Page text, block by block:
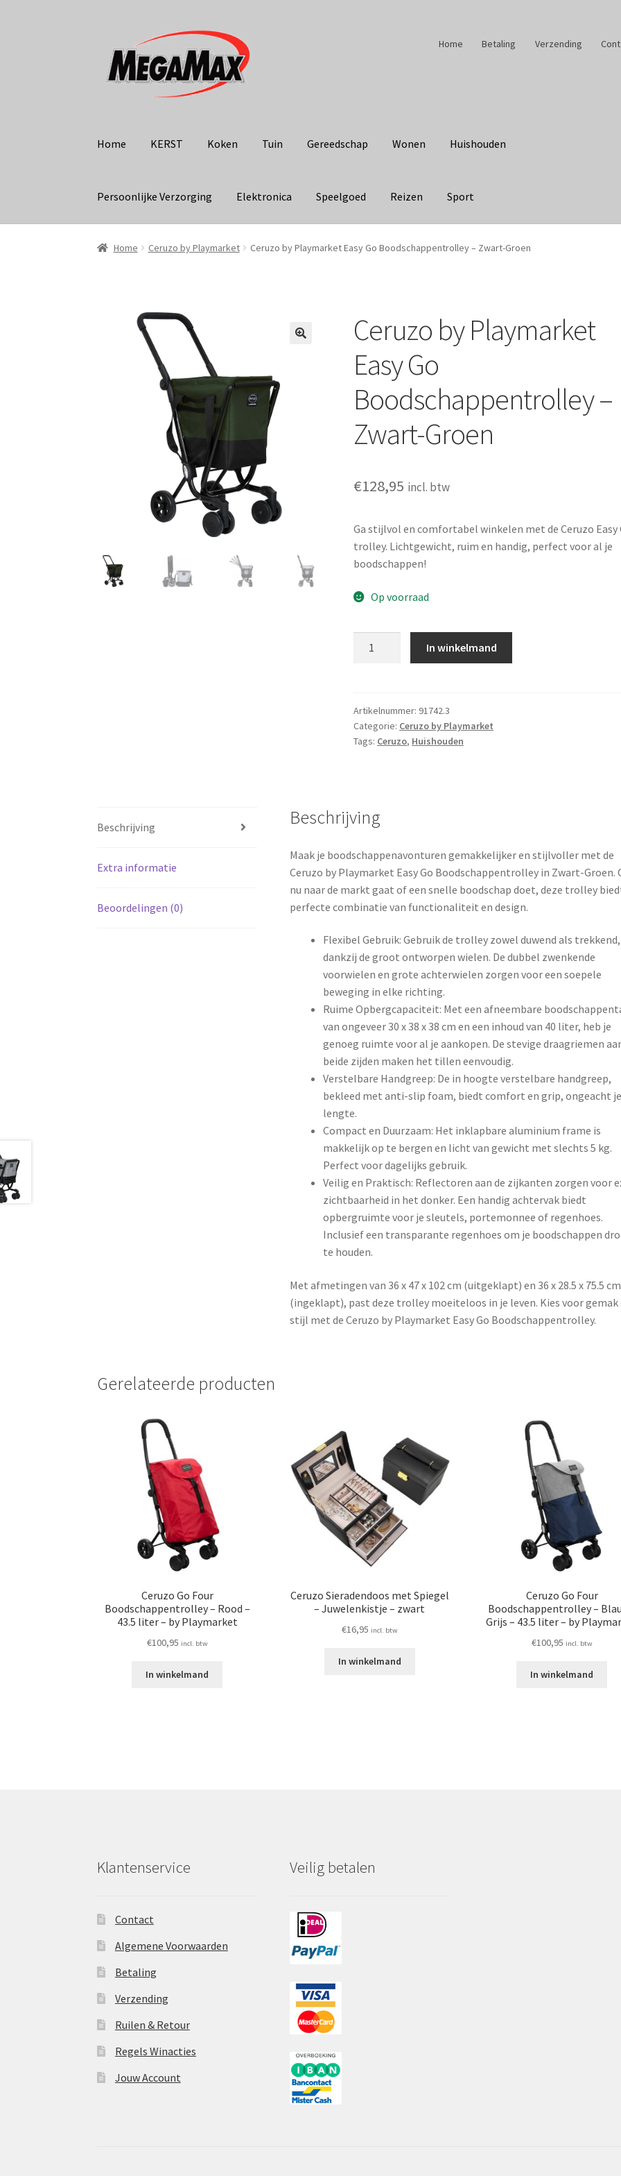
door
naar
naar
Home Betaling Verzending
Home KERST Koken Tuin Gereedschap Wonen Huishouden
Persoonlijke Verzorging Elektronica Speelgoed Reizen Sport
Home Ceruzo by Playmarket Ceruzo by Playmarket Easy Go Boodschappentrolley – Zwart-Groen
Ceruzo by Playmarket
Easy Go
Boodschappentrolley –
Zwart-Groen
€128,95 incl. btw
Ga stijlvol en comfortabel winkelen met de Ceruzo Easy
trolley. Lichtgewicht, ruim en handig, perfect voor al je
boodschappen!
Op voorraad
Go
Boodschappentrolley
-
In winkelmand
Artikelnummer: 91742.3
Categorie: Ceruzo by Playmarket
Tags: Ceruzo, Huishouden
Beschrijving
Extra informatie
Beoordelingen (0)
Beschrijving
Maak je boodschappenavonturen gemakkelijker en stijlvoller met de
Ceruzo by Playmarket Easy Go Boodschappentrolley in Zwart-Groen.
nu naar de markt gaat of een snelle boodschap doet, deze trolley
perfecte combinatie van functionaliteit en design.
Flexibel Gebruik: Gebruik de trolley zowel duwend als trekkend,
dankzij de groot ontworpen wielen. De dubbel zwenkende
voorwielen en grote achterwielen zorgen voor een soepele
beweging in elke richting.
Ruime Opbergcapaciteit: Met een afneembare
van ongeveer 30 x 38 x 38 cm en een inhoud van 40 liter, heb je
genoeg ruimte voor al je aankopen. De stevige draagriemen
beide zijden maken het tillen eenvoudig.
Verstelbare Handgreep: De in hoogte verstelbare handgreep,
bekleed met anti-slip foam, biedt comfort en grip, ongeacht je
lengte.
Compact en Duurzaam: Het inklapbare aluminium frame is
makkelijk op te bergen en licht van gewicht met slechts 5 kg.
Perfect voor dagelijks gebruik.
Veilig en Praktisch: Reflectoren aan de zijkanten zorgen voor
zichtbaarheid in het donker. Een handig achtervak biedt
opbergruimte voor je sleutels, portemonnee of regenhoes.
Inclusief een transparante regenhoes om je boodschappen
te houden.
Met afmetingen van 36 x 47 x 102 cm (uitgeklapt) en 36 x 28.5 x 75.5 cm
(ingeklapt), past deze trolley moeiteloos in je leven. Kies voor gemak
stijl met de Ceruzo by Playmarket Easy Go Boodschappentrolley.
Gerelateerde producten
Ceruzo Go Four
Boodschappentrolley – Rood –
43.5 liter – by Playmarket
€100,95 incl. btw
In winkelmand
Ceruzo Sieradendoos met Spiegel
– Juwelenkistje – zwart
€16,95 incl. btw
In winkelmand
Ceruzo Go Four
Boodschappentrolley –
Grijs – 43.5 liter – by
€100,95 incl. btw
In winkelmand
Klantenservice
Contact
Algemene Voorwaarden
Betaling
Verzending
Ruilen & Retour
Regels Winacties
Jouw Account
Veilig betalen